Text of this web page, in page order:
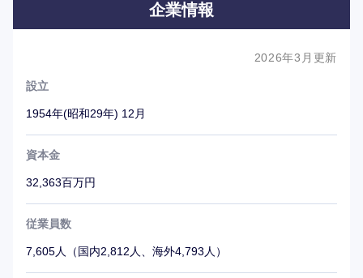
企業情報
2026年3月更新
設立
1954年(昭和29年) 12月
資本金
32,363百万円
従業員数
7,605人（国内2,812人、海外4,793人）